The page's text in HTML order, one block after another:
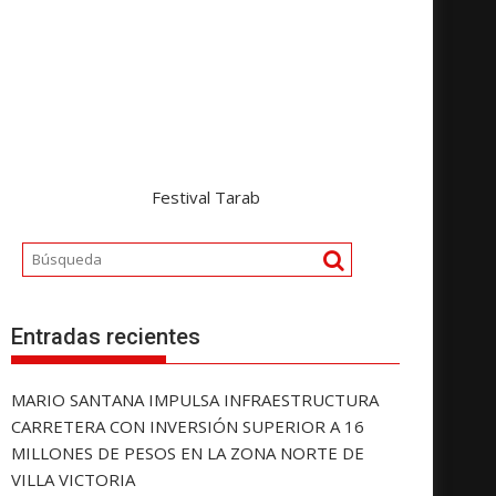
Festival Tarab
Entradas recientes
MARIO SANTANA IMPULSA INFRAESTRUCTURA
CARRETERA CON INVERSIÓN SUPERIOR A 16
MILLONES DE PESOS EN LA ZONA NORTE DE
VILLA VICTORIA